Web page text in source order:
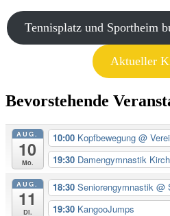
Tennisplatz und Sportheim
Aktueller
Bevorstehende
AUG.
10
Mo.
10:00 Kopfbewegung @
19:30 Damengymnastik
AUG.
11
Di.
18:30 Seniorengymnastik @
19:30 KangooJumps